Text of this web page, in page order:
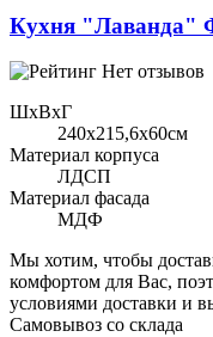
Кухня "Лаванда"
Нет отзывов
ШхВхГ
240x215,6х60см
Материал корпуса
ЛДСП
Материал фасада
МДФ
Мы хотим, чтобы
комфортом для Вас,
условиями доставки и
Самовывоз со склада